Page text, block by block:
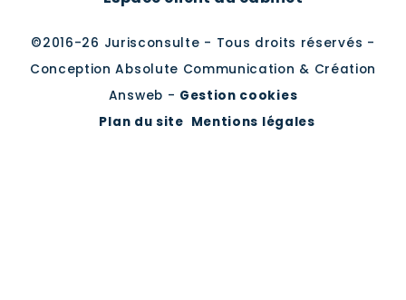
©2016-26 Jurisconsulte - Tous droits réservés -
Conception Absolute Communication & Création
Answeb - Gestion cookies
Plan du site Mentions légales